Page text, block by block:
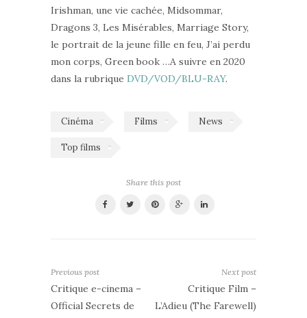
Irishman, une vie cachée, Midsommar,
Dragons 3, Les Misérables, Marriage Story,
le portrait de la jeune fille en feu, J’ai perdu
mon corps, Green book …A suivre en 2020
dans la rubrique DVD/VOD/BLU-RAY.
Cinéma Films News
Top films
Share this post
Previous post
Critique e-cinema –
Official Secrets de
Next post
Critique Film –
L’Adieu (The Farewell)